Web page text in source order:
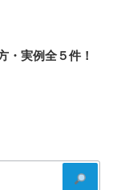
・実例全５件！
検